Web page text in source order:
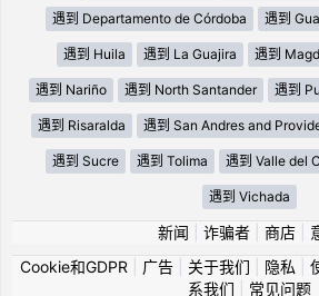
遇到 Departamento de Córdoba 遇到
遇到 Huila 遇到 La Guajira 遇到
遇到 Nariño 遇到 North Santander 遇到
遇到 Risaralda 遇到 San Andres and
遇到 Sucre 遇到 Tolima 遇到 Valle del
遇到 Vichada
新闻 诈骗者| 商店|
Cookie和GDPR
广告| 关于我们 隐私
系我们
常见问题